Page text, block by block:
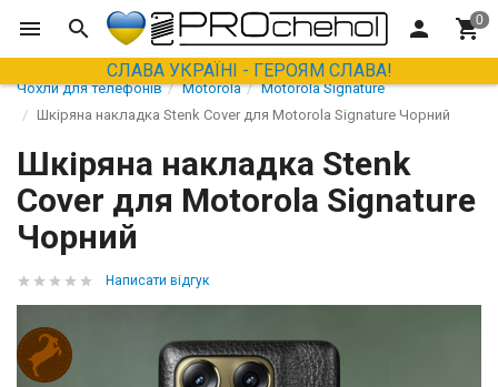
СЛАВА УКРАЇНІ - ГЕРОЯМ СЛАВА!
Чохли для телефонів Motorola
Motorola Signature
Шкіряна накладка Stenk Cover для Motorola Signature Чорний
Шкіряна накладка Stenk
Cover для Motorola Signature
Чорний
Написати відгук